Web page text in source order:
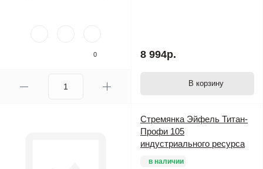
0 8 994р.
В корзину
Стремянка Эйфель Титан-
Профи 105
индустриального ресурса
в наличии